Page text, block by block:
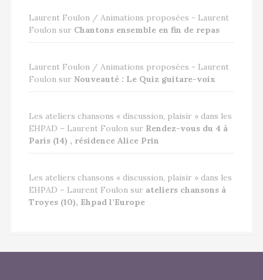
Laurent Foulon / Animations proposées - Laurent
Foulon sur Chantons ensemble en fin de repas
Laurent Foulon / Animations proposées - Laurent
Foulon sur Nouveauté : Le Quiz guitare-voix
Les ateliers chansons « discussion, plaisir » dans les
EHPAD – Laurent Foulon sur Rendez-vous du 4 à
Paris (14) , résidence Alice Prin
Les ateliers chansons « discussion, plaisir » dans les
EHPAD – Laurent Foulon sur ateliers chansons à
Troyes (10), Ehpad l’Europe